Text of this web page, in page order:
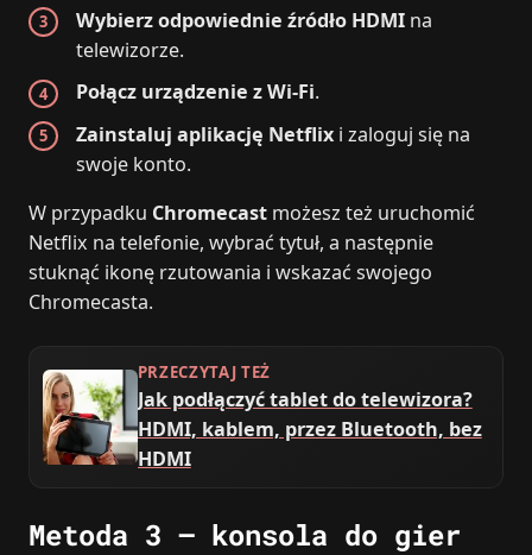
Wybierz odpowiednie źródło HDMI na
telewizorze.
Połącz urządzenie z Wi‑Fi.
Zainstaluj aplikację Netflix i zaloguj się na
swoje konto.
W przypadku Chromecast możesz też uruchomić
Netflix na telefonie, wybrać tytuł, a następnie
stuknąć ikonę rzutowania i wskazać swojego
Chromecasta.
PRZECZYTAJ TEŻ
Jak podłączyć tablet do telewizora?
HDMI, kablem, przez Bluetooth, bez
HDMI
Metoda 3 – konsola do gier